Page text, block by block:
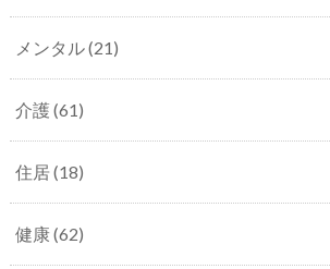
メンタル(21)
介護(61)
住居(18)
健康(62)